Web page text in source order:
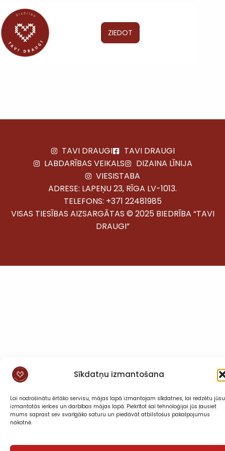
Sīkdatņu izmantošana
Lai nodrošinātu ērtāko servisu, mājas lapā izmantojam sīkdatnes, lai redzētu jūsu
izmantotās ierīces un darbības mājas lapā. Piekrītot šai tehnoloģijai jūs ļausiet
mums saprast sev svarīgāko saturu un piedāvāt atbilstošus pakalpojumus
nākotnē.
ZIEDOT
TAVI DRAUGI
TAVI DRAUGI
LABDARĪBAS VEIKALS
DIZAINA LĪNIJA
VIESISTABA
ADRESE: LAPEŅU 23, RĪGA LV-1013.
TELEFONS: +371 22481985
VISAS TIESĪBAS AIZSARGĀTAS © 2025 BIEDRĪBA “TAVI
DRAUGI”